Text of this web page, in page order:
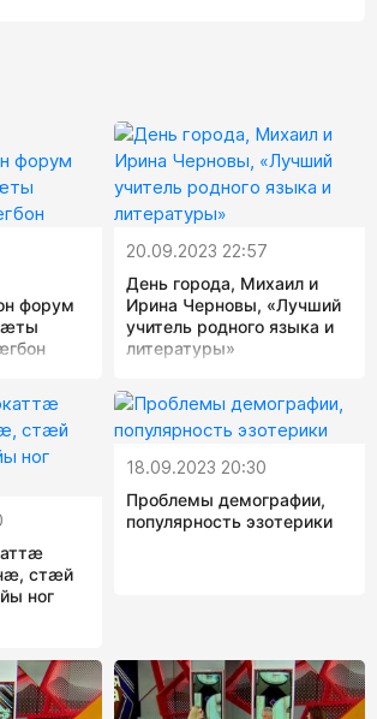
форум
20.09.2023 22:57
День города, Михаил и
Ирина Черновы, «Лучший
учитель родного языка и
литературы»
стæй
ног
18.09.2023 20:30
Проблемы демографии,
популярность эзотерики